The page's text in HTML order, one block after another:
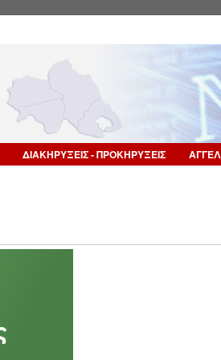
ΔΙΑΚΗΡΥΞΕΙΣ - ΠΡΟΚΗΡΥΞΕΙΣ